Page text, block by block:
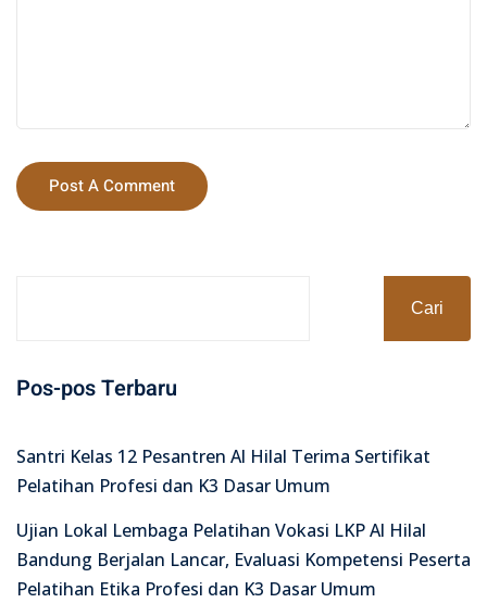
Cari
Pos-pos Terbaru
Santri Kelas 12 Pesantren Al Hilal Terima Sertifikat
Pelatihan Profesi dan K3 Dasar Umum
Ujian Lokal Lembaga Pelatihan Vokasi LKP Al Hilal
Bandung Berjalan Lancar, Evaluasi Kompetensi Peserta
Pelatihan Etika Profesi dan K3 Dasar Umum